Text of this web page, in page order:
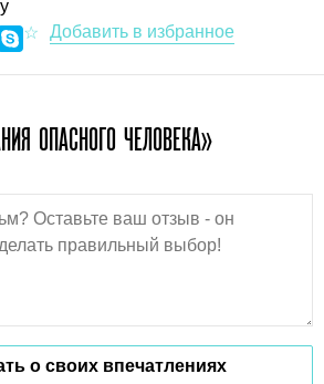
ОПАСНОГО ЧЕЛОВЕКА»
о своих впечатлениях